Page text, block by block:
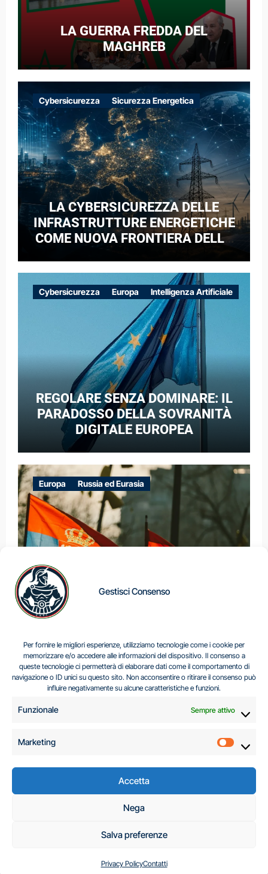
Gestisci Consenso
Per fornire le migliori esperienze, utilizziamo tecnologie come i cookie per
memorizzare e/o accedere alle informazioni del dispositivo. Il consenso a
queste tecnologie ci permetterà di elaborare dati come il comportamento di
navigazione o ID unici su questo sito. Non acconsentire o ritirare il consenso può
influire negativamente su alcune caratteristiche e funzioni.
Funzionale Sempre attivo
Marketing
Accetta
Nega
Salva preferenze
Privacy PolicyContatti
LA GUERRA FREDDA DEL
MAGHREB
Cybersicurezza Sicurezza Energetica
LA CYBERSICUREZZA DELLE
INFRASTRUTTURE ENERGETICHE
COME NUOVA FRONTIERA DELLA
CASO DELLE RETI ELETTRICHE
EUROPEE NEL CONTESTO DELLA
GUERRA IBRIDA
Cybersicurezza Europa Intelligenza Artificiale
REGOLARE SENZA DOMINARE: IL
PARADOSSO DELLA SOVRANITÀ
DIGITALE EUROPEA
Europa Russia ed Eurasia
Centro Analisi e Studi Italus © Tutti i diritti riservati
C.A.S.I. – Centro
Analisi e Studi Italus